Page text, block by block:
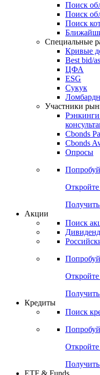
Облигации
Поиски
Поиск
Поиск
Поиск
Специальные
Кривые
Best bid/
ЦФА
ESG
Сукук
Участники
Рэнкинги
Cbonds
Опросы
Откройте
Поиск
Откройте
Поиск